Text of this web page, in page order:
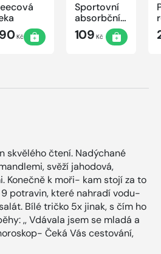
Kč
Sportovní
absorbční
ručník
109 Kč
skvělého čtení. Nadýchané
svěží jahodová,
Konečně k moři- kam stojí za to
potravin, které nahradí vodu-
Bílé tričko 5x jinak, s čím ho
,, Vdávala jsem se mladá a
Čeká Vás cestování,